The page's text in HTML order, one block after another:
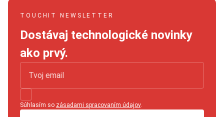
TOUCHIT NEWSLETTER
Dostávaj technologické novinky
ako prvý.
Súhlasím so zásadami spracovaním údajov.